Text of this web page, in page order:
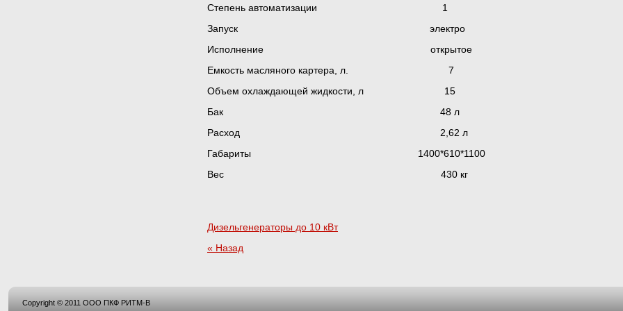
Степень автоматизации 1
Запуск электро
Исполнение открытое
Емкость масляного картера, л. 7
Объем охлаждающей жидкости, л 15
Бак 48 л
Расход 2,62 л
Габариты 1400*610*1100
Вес 430 кг
Дизельгенераторы до 10 кВт
« Назад
Copyright © 2011 ООО ПКФ РИТМ-В